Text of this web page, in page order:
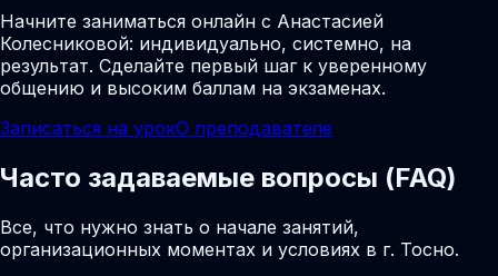
Начните заниматься онлайн с Анастасией
Колесниковой: индивидуально, системно, на
результат. Сделайте первый шаг к уверенному
общению и высоким баллам на экзаменах.
Записаться на урокО преподавателе
Часто задаваемые вопросы (FAQ)
Все, что нужно знать о начале занятий,
организационных моментах и условиях в г. Тосно.